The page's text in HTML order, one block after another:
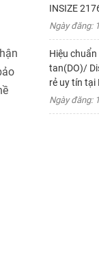
INSIZE
Ngày đăng:
Hiệu
tan(DO)/
rẻ uy tín tại
Ngày đăng: